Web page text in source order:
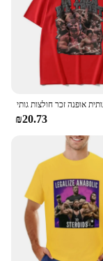
₪20.73